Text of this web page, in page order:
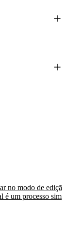
no modo de
é um processo